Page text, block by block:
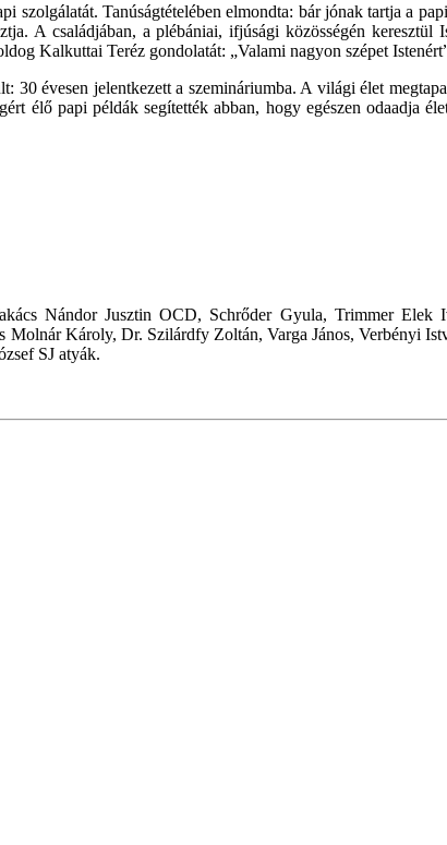
szolgálatát. Tanúságtételében elmondta: bár jónak tartja a
A családjában, a plébániai, ifjúsági közösségén
Kalkuttai Teréz gondolatát: „Valami nagyon szépet
30 évesen jelentkezett a szemináriumba. A világi élet
élő papi példák segítették abban, hogy egészen odaadja
Nándor Jusztin OCD, Schrőder Gyula, Trimmer Elek
Molnár Károly, Dr. Szilárdfy Zoltán, Varga János, Verbényi
SJ atyák.